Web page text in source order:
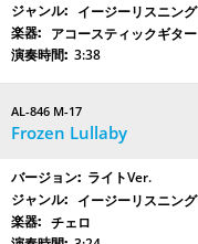
イージーリスニング
アコースティックギター
3:38
AL-846 M-17
Frozen Lullaby
ライトVer.
イージーリスニング
チェロ